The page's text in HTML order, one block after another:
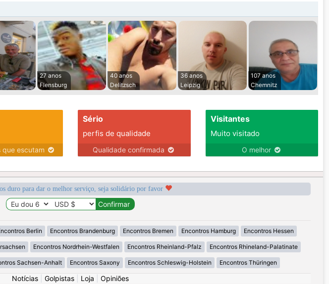
27 anos
Flensburg
40 anos
Delitzsch
36 anos
Leipzig
107 anos
Chemnitz
que escutam
Sério
perfis de qualidade
Qualidade confirmada
Visitantes
Muito visitado
O melhor
duro para dar o melhor serviço, seja solidário por favor
Berlin Encontros Brandenburg Encontros Bremen Encontros Hamburg Encontros Hessen
Encontros Nordrhein-Westfalen Encontros Rheinland-Pfalz Encontros Rhineland-Palatinate
Sachsen-Anhalt Encontros Saxony Encontros Schleswig-Holstein Encontros Thüringen
Notícias Golpistas Loja Opiniões